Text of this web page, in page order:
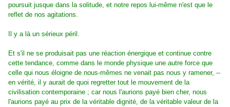
poursuit jusque dans la solitude, et notre repos lui-même n'est que le
reflet de nos agitations.
Il y a là un sérieux péril.
Et s'il ne se produisait pas une réaction énergique et continue contre
cette tendance, comme dans le monde physique une autre force que
celle qui nous éloigne de nous-mêmes ne venait pas nous y ramener, --
en vérité, il y aurait de quoi regretter tout le mouvement de la
civilisation contemporaine ; car nous l'aurions payé bien cher, nous
l'aurions payé au prix de la véritable dignité, de la véritable valeur de la